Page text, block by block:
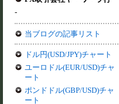
-
当ブログの記事リスト
ドル円(USD/JPY)チャート
ユーロドル(EUR/USD)チャ
ート
ポンドドル(GBP/USD)チャ
ート